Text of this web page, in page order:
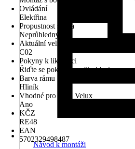
Ovládání
Elektřina
Propustnost světla
Neprůhledný
Aktuální velikost okna
C02
Pokyny k likvidaci
Řiďte se pokyny pro likvidaci
Barva rámu
Hliník
Vhodné pro okna Velux
Ano
KČZ
RE48
EAN
5702329498487
Návod k montáži